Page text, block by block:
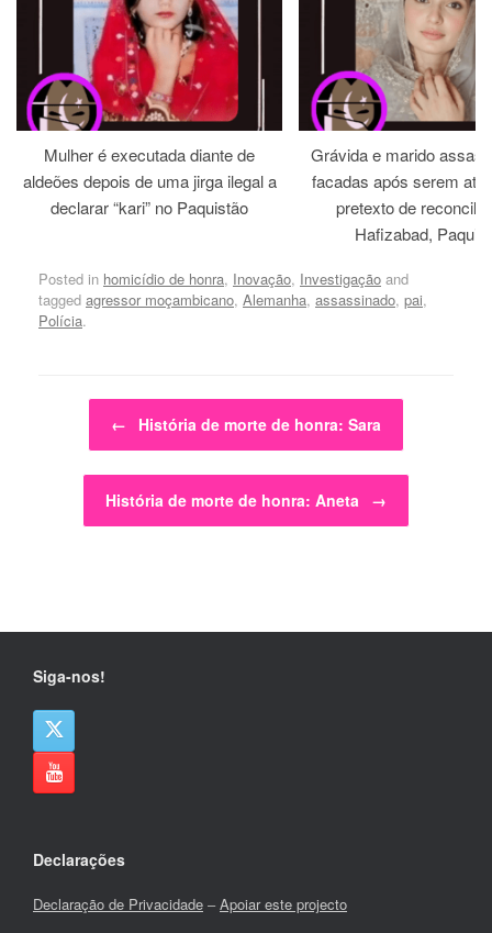
Mulher é executada diante de
aldeões depois de uma jirga ilegal a
declarar “kari” no Paquistão
Grávida e marido
facadas após serem
pretexto de
Hafizabad,
Posted in homicídio de honra, Inovação, Investigação and
tagged agressor moçambicano, Alemanha, assassinado, pai,
Polícia.
Post navigation
← História de morte de honra: Sara
História de morte de honra: Aneta →
Siga-nos!
Declarações
Declaração de Privacidade –Apoiar este projecto